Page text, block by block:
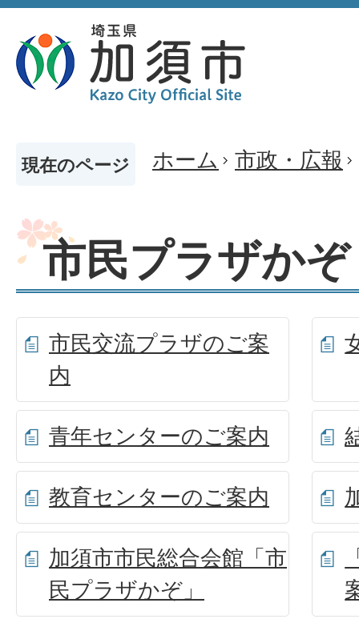
現在のページ ホーム 市政・広報
市民プラザかぞ
市民交流プラザのご案
内
青年センターのご案内
教育センターのご案内
加須市市民総合会館「市
民プラザかぞ」